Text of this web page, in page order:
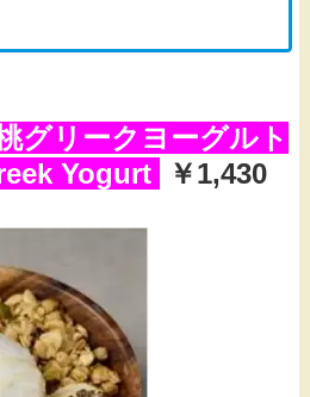
グリークヨーグルト
Yogurt
￥1,430